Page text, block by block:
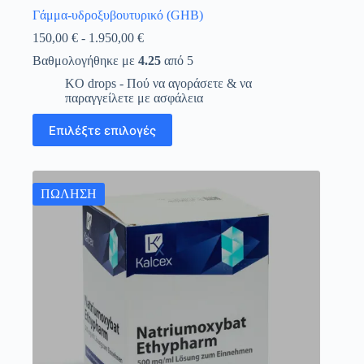
Γάμμα-υδροξυβουτυρικό (GHB)
150,00 € - 1.950,00 €Εύρος
150,00 €
έως
1.950,00 €
Βαθμολογήθηκε με 4.25 από 5
KO drops - Πού να αγοράσετε & να
παραγγείλετε με ασφάλεια
Επιλέξτε επιλογές
Αυτό
προϊόν
παραλλαγές.
Οι
ΠΩΛΗΣΗ